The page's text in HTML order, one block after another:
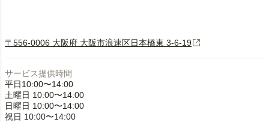
〒556-0006 大阪府 大阪市浪速区日本橋東 3-6-19
サービス提供時間
平日10:00〜14:00
土曜日 10:00〜14:00
日曜日 10:00〜14:00
祝日 10:00〜14:00